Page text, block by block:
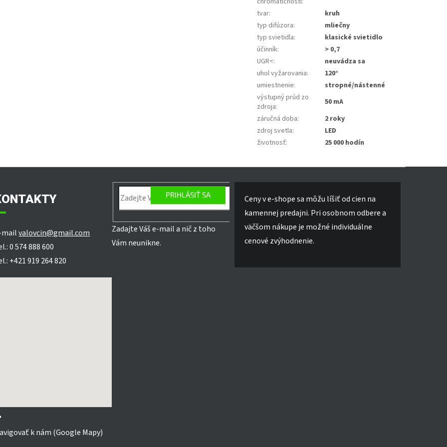
tvar:
kruh
typ difúzora:
mliečny
typ svietidla:
klasické svietidlo
účinník:
> 0,7
UGR<:
neuvádza sa
uhol vyžarovania:
120°
umiestnenie:
stropné/nástenné
výstupný prúd zo
zdroja:
50 mA
záručná doba:
2 roky
zdroj svetla:
LED
životnosť: 25 000 hodín
mailvalovcin@gmail.com
0 574 888 600
+421 919 264 820
k nám (Google Mapy)
PRIHLÁSIŤ SA
Zadajte Váš e-mail a nič z toho
Vám neunikne.
Ceny v e-shope sa môžu líšiť od cien na
kamennej predajni. Pri osobnom odbere a
väčšom nákupe je možné individuálne
cenové zvýhodnenie.